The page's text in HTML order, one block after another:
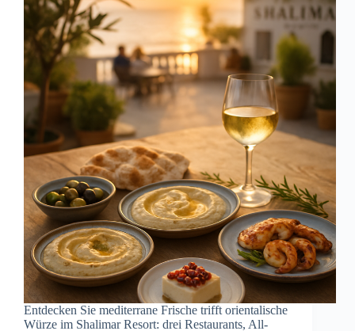
Entdecken Sie mediterrane Frische trifft orientalische
Würze im Shalimar Resort: drei Restaurants, All-